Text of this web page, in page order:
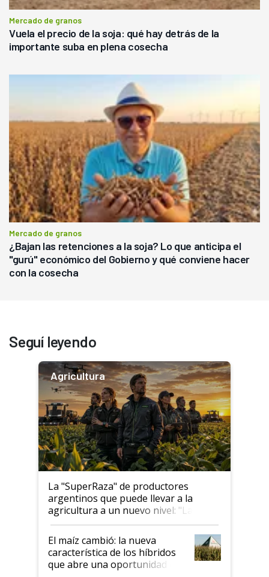
Mercado de granos
Vuela el precio de la soja: qué hay detrás de la
importante suba en plena cosecha
Mercado de granos
¿Bajan las retenciones a la soja? Lo que anticipa el
"gurú" económico del Gobierno y qué conviene hacer
con la cosecha
Seguí leyendo
Agricultura
La "SuperRaza" de productores
argentinos que puede llevar a la
agricultura a un nuevo nivel: "Las
posibilidades de crecimiento son
infinitas"
El maíz cambió: la nueva
característica de los híbridos
que abre una oportunidad en